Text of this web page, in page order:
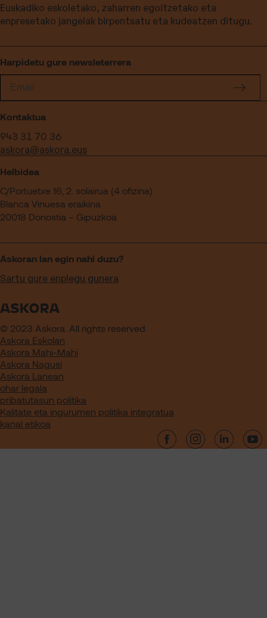
Euskadiko eskoletako, zaharren egoitzetako eta
enpresetako jangelak birpentsatu eta kudeatzen ditugu.
Harpidetu gure newsleterrera
Kontaktua
943 31 70 36
askora@askora.eus
Helbidea
C/Portuetxe 16, 2. solairua (4 ofizina)
Blanca Vinuesa eraikina
20018 Donostia – Gipuzkoa
Askoran lan egin nahi duzu?
Sartu gure enplegu gunera
© 2023 Askora. All rights reserved.
Askora Eskolan
Askora Mahi-Mahi
Askora Nagusi
Askora Lanean
ohar legala
pribatutasun politika
Kalitate eta ingurumen politika integratua
kanal etikoa